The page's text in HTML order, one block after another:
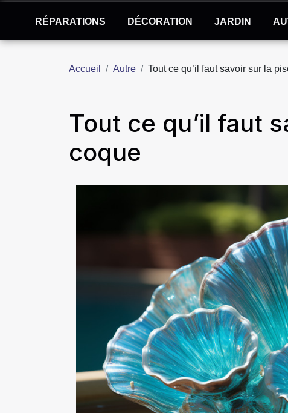
RÉPARATIONS DÉCORATION JARDIN
Accueil Autre Tout ce qu’il faut savoir sur la
Tout ce qu’il faut
coque